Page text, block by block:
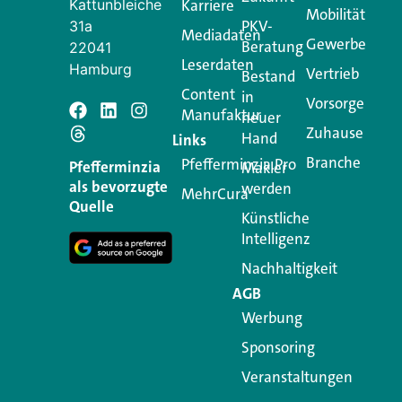
Schreiben
Ihre E-Mail-Adresse wird
Kommentar
Kattunbleiche
31a
22041
Hamburg
Pfefferminzia
als bevorzugte
Quelle
Karriere
Mediadaten
Leserdaten
Content
Manufaktur
Links
Pfefferminzia.Pro
MehrCura
PKV-
Beratung
Bestand
in
neuer
Hand
Makler
werden
Künstliche
Intelligenz
Nachhaltigkeit
AGB
Werbung
Sponsoring
Veranstaltungen
Mobilität
Gewerbe
Vertrieb
Vorsorge
Zuhause
Branche